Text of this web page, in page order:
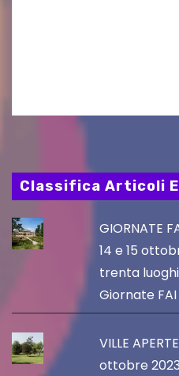
Classifica Articoli E
GIORNATE
14 e 15
trenta
Giornate FAI
VILLE
ottobre 2023